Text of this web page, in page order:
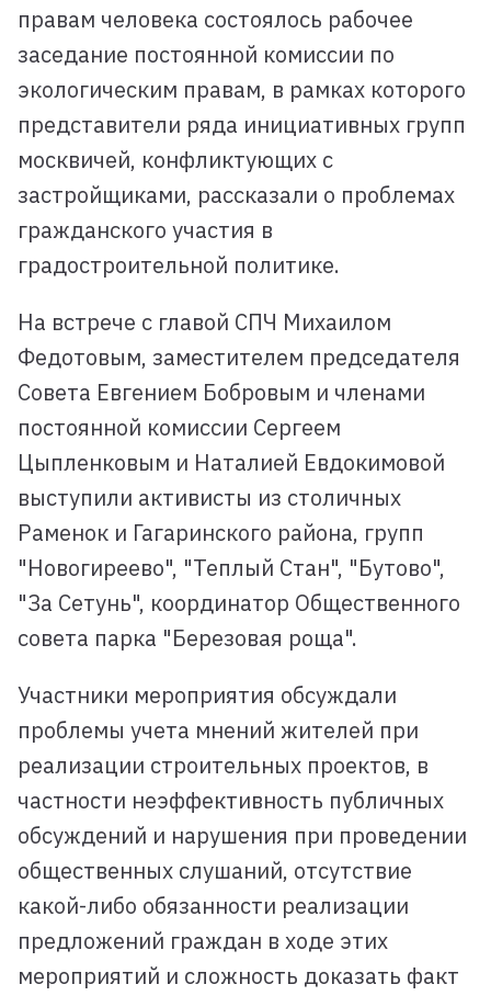
правам человека состоялось рабочее
заседание постоянной комиссии по
экологическим правам, в рамках которого
представители ряда инициативных групп
москвичей, конфликтующих с
застройщиками, рассказали о проблемах
гражданского участия в
градостроительной политике.
На встрече с главой СПЧ Михаилом
Федотовым, заместителем председателя
Совета Евгением Бобровым и членами
постоянной комиссии Сергеем
Цыпленковым и Наталией Евдокимовой
выступили активисты из столичных
Раменок и Гагаринского района, групп
"Новогиреево", "Теплый Стан", "Бутово",
"За Сетунь", координатор Общественного
совета парка "Березовая роща".
Участники мероприятия обсуждали
проблемы учета мнений жителей при
реализации строительных проектов, в
частности неэффективность публичных
обсуждений и нарушения при проведении
общественных слушаний, отсутствие
какой-либо обязанности реализации
предложений граждан в ходе этих
мероприятий и сложность доказать факт